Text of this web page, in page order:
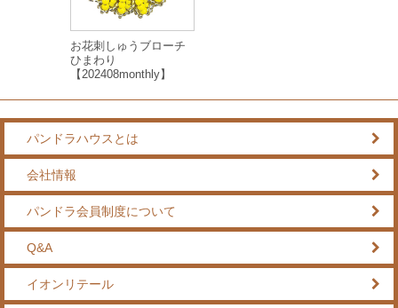
お花刺しゅうブローチ
ひまわり
【202408monthly】
パンドラハウスとは
会社情報
パンドラ会員制度について
Q&A
イオンリテール